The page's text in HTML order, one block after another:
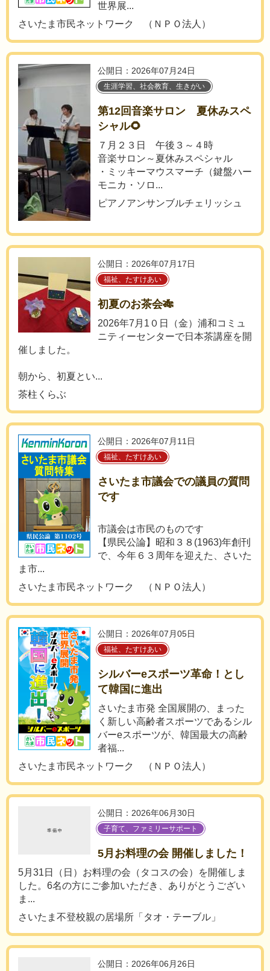
世界展...
さいたま市民ネットワーク （ＮＰＯ法人）
公開日：2026年07月24日
生涯学習、社会教育、生きがい
第12回音楽サロン 夏休みスペ
シャル🌻
７月２３日 午後３～４時
音楽サロン～夏休みスペシャル
・ミッキーマウスマーチ（鍵盤ハー
モニカ・ソロ...
ピアノアンサンブルチェリッシュ
公開日：2026年07月17日
福祉、たすけあい
初夏のお茶会🎋
2026年7月1０日（金）浦和コミュ
ニティーセンターで日本茶講座を開
催しました。
朝から、初夏とい...
茶柱くらぶ
公開日：2026年07月11日
福祉、たすけあい
さいたま市議会での議員の質問
です
市議会は市民のものです
【県民公論】昭和３８(1963)年創刊
で、今年６３周年を迎えた、さいた
ま市...
さいたま市民ネットワーク （ＮＰＯ法人）
公開日：2026年07月05日
福祉、たすけあい
シルバーeスポーツ革命！とし
て韓国に進出
さいたま市発 全国展開の、まった
く新しい高齢者スポーツであるシル
バーeスポーツが、韓国最大の高齢
者福...
さいたま市民ネットワーク （ＮＰＯ法人）
公開日：2026年06月30日
子育て、ファミリーサポート
5月お料理の会 開催しました！
5月31日（日）お料理の会（タコスの会）を開催しま
した。6名の方にご参加いただき、ありがとうござい
ま...
さいたま不登校親の居場所「タオ・テーブル」
公開日：2026年06月26日